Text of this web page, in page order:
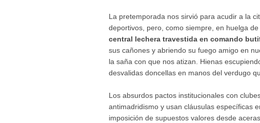
La pretemporada nos sirvió para acudir a la
deportivos, pero, como siempre, en huelga
central lechera travestida en comando
sus cañones y abriendo su fuego amigo en
la saña con que nos atizan. Hienas
desvalidas doncellas en manos del verdugo
Los absurdos pactos institucionales con
antimadridismo y usan cláusulas específicas
imposición de supuestos valores desde